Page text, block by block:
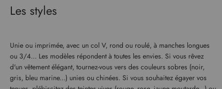
Les styles
Unie ou imprimée, avec un col V, rond ou roulé, à manches longues
ou 3/4... Les modèles répondent à toutes les envies. Si vous rêvez
d'un vêtement élégant, tournez-vous vers des couleurs sobres (noir,
gris, bleu marine...) unies ou chinées. Si vous souhaitez égayer vos